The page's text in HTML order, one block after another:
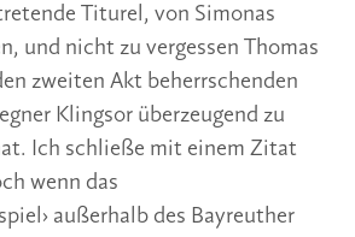
Titurel, von Simonas
und nicht zu vergessen Thomas
zweiten Akt beherrschenden
Klingsor überzeugend zu
Ich schließe mit einem Zitat
wenn das
außerhalb des Bayreuther